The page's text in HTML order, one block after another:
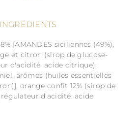
INGRÉDIENTS
[AMANDES siciliennes (49%),
et citron (sirop de glucose-
d'acidité: acide citrique),
arômes (huiles essentielles
orange confit 12% (sirop de
d'acidité: acide